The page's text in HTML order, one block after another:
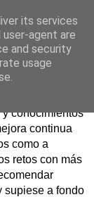
de libros
conocimientos
continua
como a
retos con más
supiese a fondo
its services
user-agent are
and security
usage